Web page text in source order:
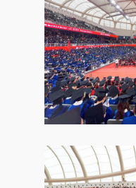
下载中心